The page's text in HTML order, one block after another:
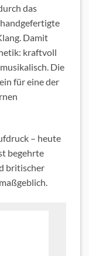
das
Damit
kraftvoll
Die
für eine der
– heute
begehrte
britischer